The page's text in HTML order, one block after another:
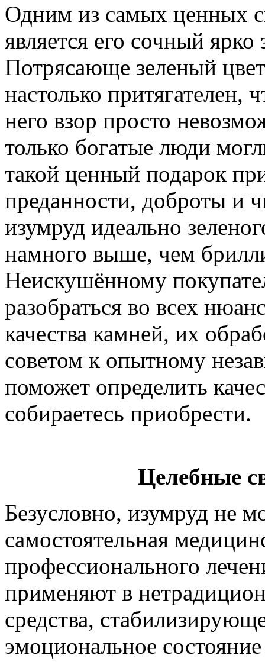
Одним из самых ценных
является его сочный ярко
Потрясающе зеленый
настолько притягателен,
него взор просто
только богатые люди
такой ценный подарок
преданности, доброты и
изумруд идеально
намного выше, чем
Неискушённому
разобраться во всех
качества камней, их
советом к опытному
поможет определить
собираетесь приобрести.
Целебные
Безусловно, изумруд не
самостоятельная
профессионального
применяют в
средства,
эмоциональное